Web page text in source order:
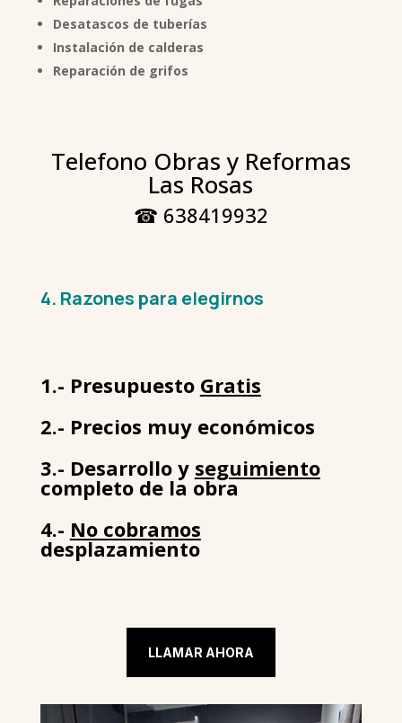
Desatascos de tuberías
Instalación de calderas
Reparación de grifos
Telefono Obras y Reformas
Las Rosas
☎ 638419932
4. Razones para elegirnos
1.- Presupuesto Gratis
2.- Precios muy económicos
3.- Desarrollo y seguimiento
completo de la obra
4.- No cobramos
desplazamiento
LLAMAR AHORA